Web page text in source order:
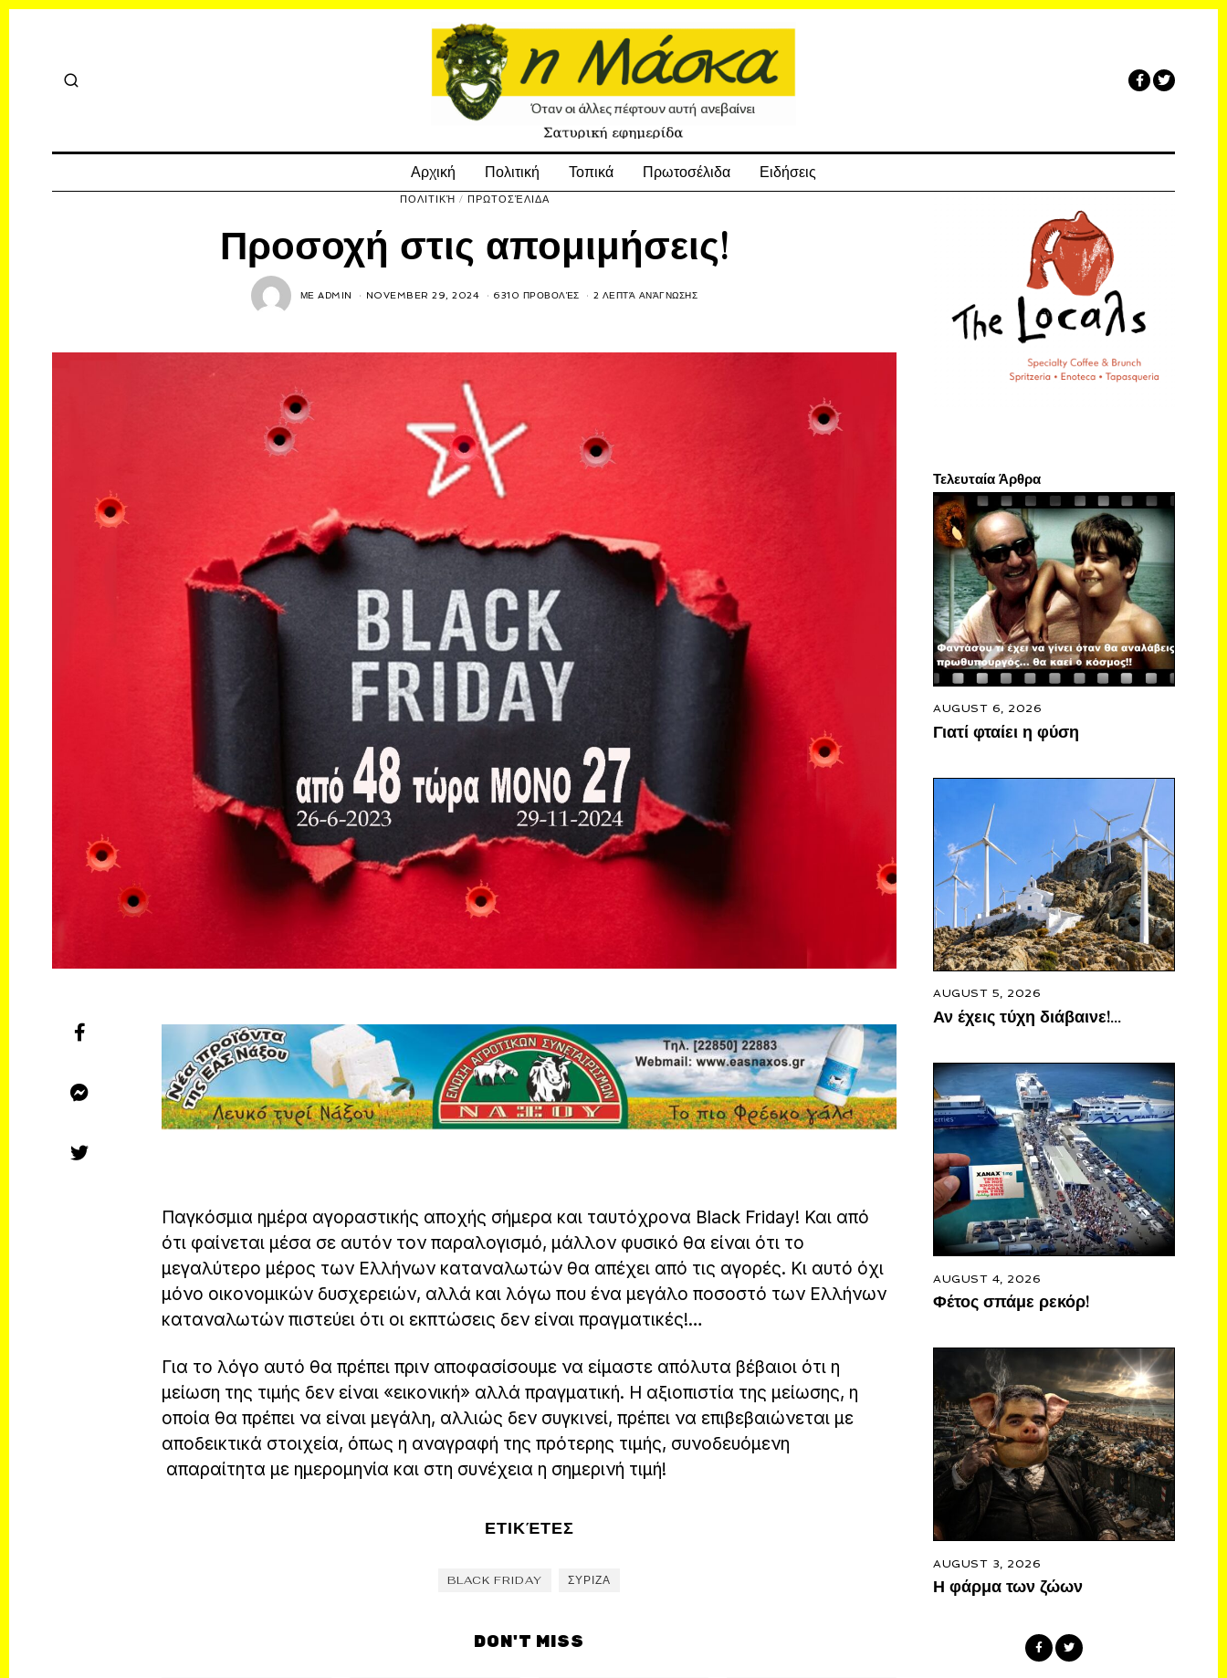
Αρχική Πολιτική Τοπικά Πρωτοσέλιδα Ειδήσεις
ΠΟΛΙΤΙΚΉ / ΠΡΩΤΟΣΈΛΙΔΑ
Προσοχή στις απομιμήσεις!
ΜΕADMIN NOVEMBER 29, 2024 6310 ΠΡΟΒΟΛΈΣ 2 ΛΕΠΤΆ ΑΝΆΓΝΩΣΗΣ
Παγκόσμια ημέρα αγοραστικής αποχής σήμερα και ταυτόχρονα Black Friday! Και από
ότι φαίνεται μέσα σε αυτόν τον παραλογισμό, μάλλον φυσικό θα είναι ότι το
μεγαλύτερο μέρος των Ελλήνων καταναλωτών θα απέχει από τις αγορές. Κι αυτό όχι
μόνο οικονομικών δυσχερειών, αλλά και λόγω που ένα μεγάλο ποσοστό των Ελλήνων
καταναλωτών πιστεύει ότι οι εκπτώσεις δεν είναι πραγματικές!…
Για το λόγο αυτό θα πρέπει πριν αποφασίσουμε να είμαστε απόλυτα βέβαιοι ότι η
μείωση της τιμής δεν είναι «εικονική» αλλά πραγματική. Η αξιοπιστία της μείωσης, η
οποία θα πρέπει να είναι μεγάλη, αλλιώς δεν συγκινεί, πρέπει να επιβεβαιώνεται με
αποδεικτικά στοιχεία, όπως η αναγραφή της πρότερης τιμής, συνοδευόμενη
απαραίτητα με ημερομηνία και στη συνέχεια η σημερινή τιμή!
ΕΤΙΚΈΤΕΣ
BLACK FRIDAY ΣΥΡΙΖΑ
DON'T MISS
Τελευταία Άρθρα
AUGUST 6, 2026
Γιατί φταίει η φύση
AUGUST 5, 2026
Αν έχεις τύχη διάβαινε!…
AUGUST 4, 2026
Φέτος σπάμε ρεκόρ!
AUGUST 3, 2026
Η φάρμα των ζώων